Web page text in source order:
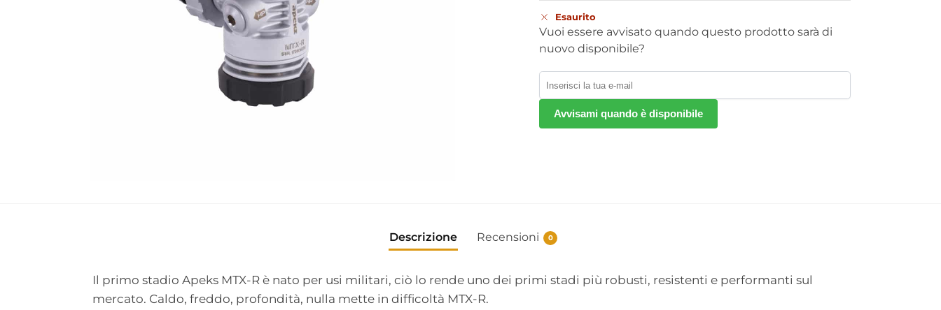
Esaurito
Vuoi essere avvisato quando questo prodotto sarà di
nuovo disponibile?
Avvisami quando è disponibile
Descrizione Recensioni 0
Il primo stadio Apeks MTX-R è nato per usi militari, ciò lo rende uno dei primi stadi più robusti, resistenti e performanti sul
mercato. Caldo, freddo, profondità, nulla mette in difficoltà MTX-R.